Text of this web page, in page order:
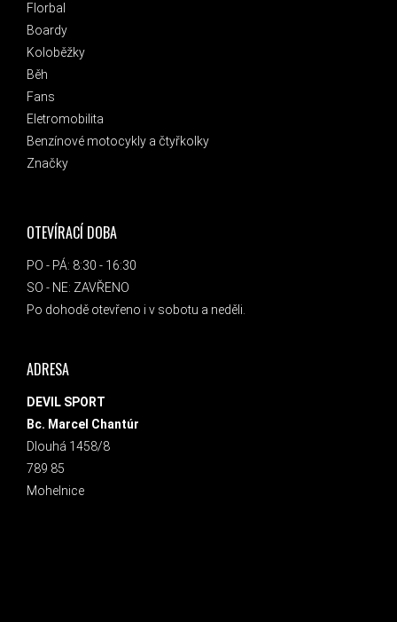
Florbal
Boardy
Koloběžky
Běh
Fans
Eletromobilita
Benzínové motocykly a čtyřkolky
Značky
OTEVÍRACÍ DOBA
PO - PÁ: 8:30 - 16:30
SO - NE: ZAVŘENO
Po dohodě otevřeno i v sobotu a neděli.
ADRESA
DEVIL SPORT
Bc. Marcel Chantúr
Dlouhá 1458/8
789 85
Mohelnice